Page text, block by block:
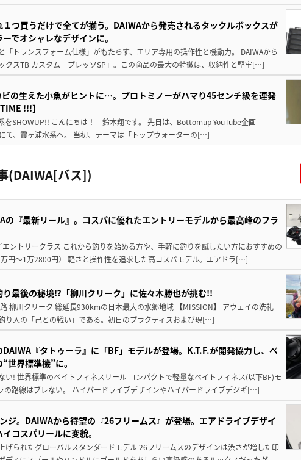
１つ買うだけで全てが揃う。DAIWAから発売されるタックルボックスが
でオシャレなデザインに。
「トランスフォーム仕様」がもたらす、エリア専用の操作性と機動力。 DAIWAから
クスTB カスタム プレッソSP」。この商品の最大の特徴は、収納性と堅牢[…]
ビの生えた小魚がヒントに…。プロトミノーがハマり45センチ級を連発
!!!】
をSHOWUP!! こんにちは！ 鈴木翔です。 先日は、Bottomup YouTube企画
て、霞ヶ浦水系へ。 当初、テーマは「トップウォーターの[…]
(DAIWA[バス])
の『最新リール』。コスパに優れたエントリーモデルから最高峰のフラ
エントリークラス これから釣りを始める方や、手軽に釣りを試したい方におすすめの
円～1万2800円） 軽さと操作性を追求した高コスパモデル。エアドラ[…]
り最後の秘境⁉「柳川クリーク」に佐々木勝也が挑む!!
柳川クリーク 総延長930kmの日本最大の水郷地域 【MISSION】 アウェイの洗礼
り人の「己との戦い」である。初日のプラクティスおよび現[…]
『タトゥーラ』に「BF」モデルが登場。K.T.F.が開発協力し、ベ
世界標準機”に。
い! 世界標準のベイトフィネスリール コンパクトで軽量なベイトフィネス(以下BF)モ
の路線はブレない。 ハイパードライブデザインやハイパードライブデジギ[…]
ジ。DAIWAから待望の『26フリームス』が登場。エアドライブデザイ
コスパリールに変貌。
げられたグローバルスタンダードモデル 26フリームスのデザインは渋さが増した印